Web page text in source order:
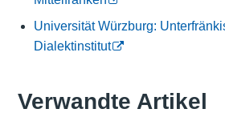
Universität Würzburg:
Dialektinstitut
Verwandte Artikel